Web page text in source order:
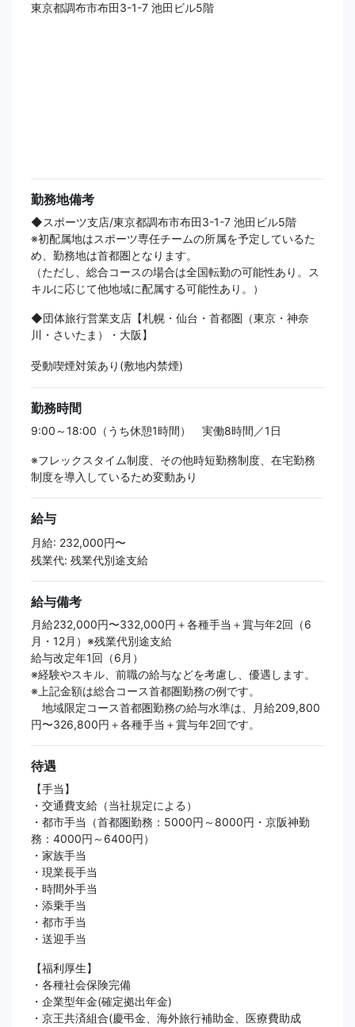
東京都調布市布田3-1-7 池田ビル5階
勤務地備考
◆スポーツ支店/東京都調布市布田3-1-7 池田ビル5階
※初配属地はスポーツ専任チームの所属を予定しているた
め、勤務地は首都圏となります。
（ただし、総合コースの場合は全国転勤の可能性あり。ス
キルに応じて他地域に配属する可能性あり。）
◆団体旅行営業支店【札幌・仙台・首都圏（東京・神奈
川・さいたま）・大阪】
受動喫煙対策あり(敷地内禁煙)
勤務時間
9:00～18:00（うち休憩1時間） 実働8時間／1日
※フレックスタイム制度、その他時短勤務制度、在宅勤務
制度を導入しているため変動あり
給与
月給: 232,000円〜
残業代: 残業代別途支給
給与備考
月給232,000円〜332,000円＋各種手当＋賞与年2回（6
月・12月）※残業代別途支給
給与改定年1回（6月）
※経験やスキル、前職の給与などを考慮し、優遇します。
※上記金額は総合コース首都圏勤務の例です。
地域限定コース首都圏勤務の給与水準は、月給209,800
円〜326,800円＋各種手当＋賞与年2回です。
待遇
【手当】
・交通費支給（当社規定による）
・都市手当（首都圏勤務：5000円～8000円・京阪神勤
務：4000円～6400円）
・家族手当
・現業長手当
・時間外手当
・添乗手当
・都市手当
・送迎手当
【福利厚生】
・各種社会保険完備
・企業型年金(確定拠出年金)
・京王共済組合(慶弔金、海外旅行補助金、医療費助成